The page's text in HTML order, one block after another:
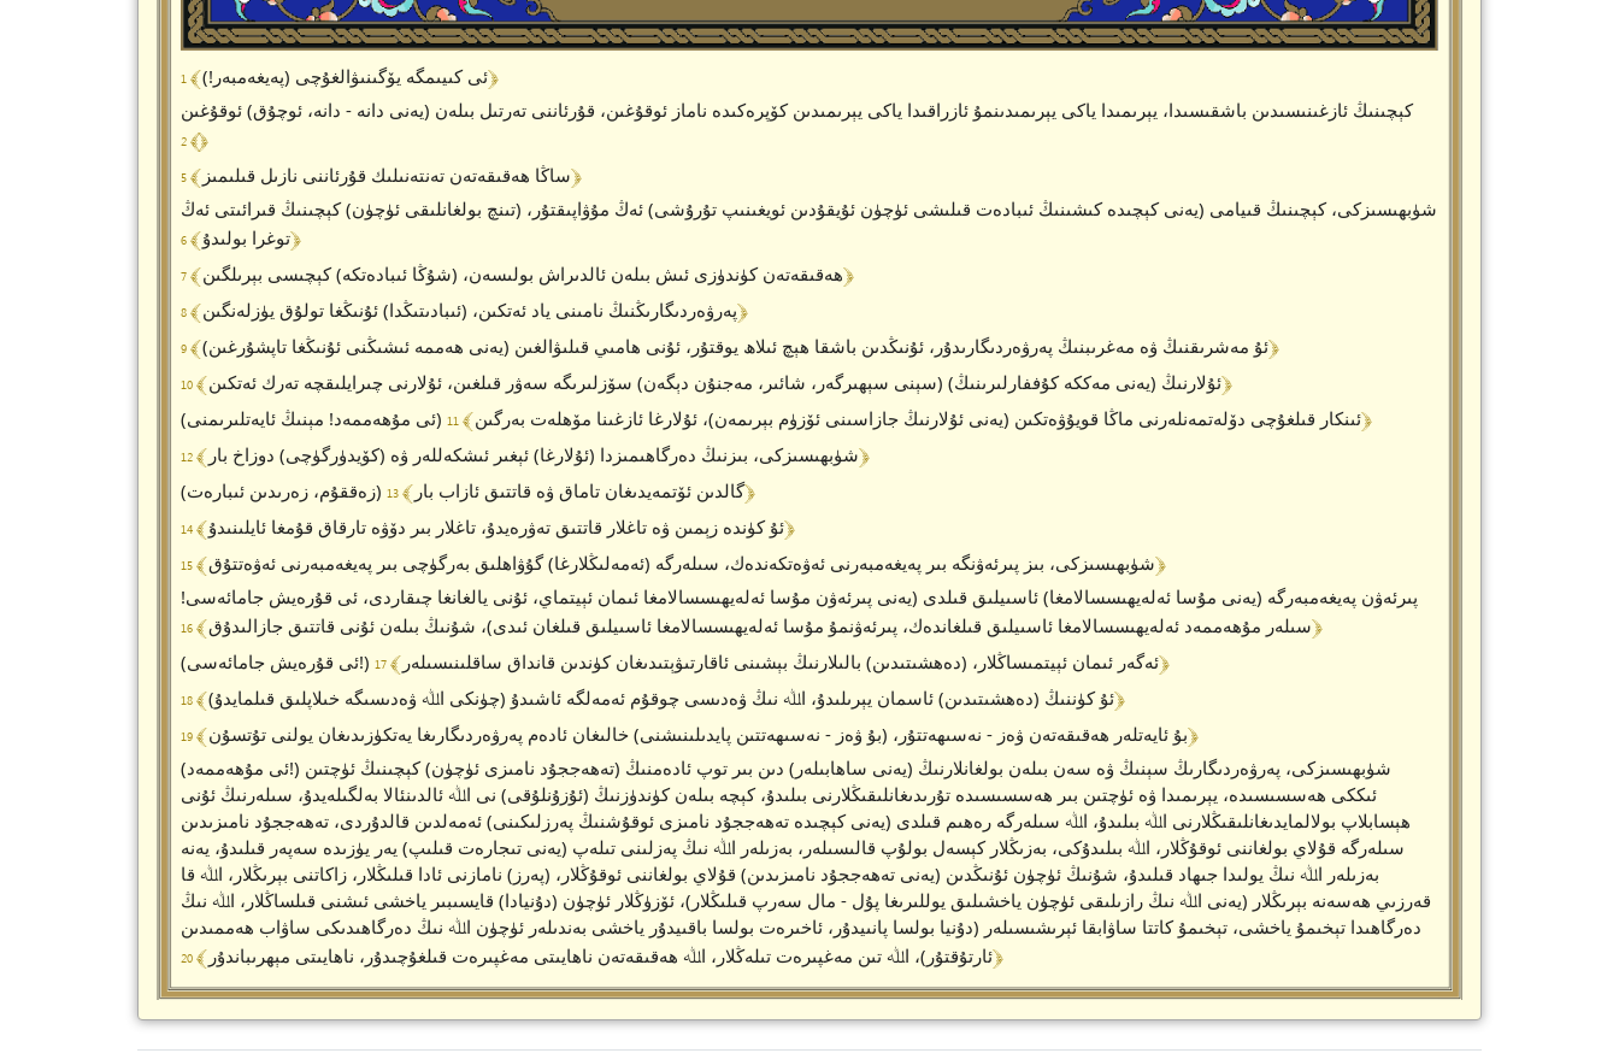
ئى كىيىمگە يۆگىنىۋالغۇچى (پەيغەمبەر!)﴾ 1 ﴿
كېچىنىڭ ئازغىنىسىدىن باشقىسىدا، يېرىمىدا ياكى يېرىمىدىنمۇ ئازراقىدا ياكى يېرىمىدىن كۆپرەكىدە ناماز ئوقۇغىن، قۇرئاننى تەرتىل بىلەن (يەنى دانە - دانە، ئوچۇق) ئوقۇغىن
﴾ 2 ﴿
ساڭا ھەقىقەتەن تەنتەنىلىك قۇرئاننى نازىل قىلىمىز﴾ 5 ﴿
شۈبھىسىزكى، كېچىنىڭ قىيامى (يەنى كېچىدە كىشىنىڭ ئىبادەت قىلىشى ئۈچۈن ئۇيقۇدىن ئويغىنىپ تۇرۇشى) ئەڭ مۇۋاپىقتۇر، (تىنچ بولغانلىقى ئۈچۈن) كېچىنىڭ قىرائىتى ئەڭ
توغرا بولىدۇ﴾ 6 ﴿
ھەقىقەتەن كۈندۈزى ئىش بىلەن ئالدىراش بولىسەن، (شۇڭا ئىبادەتكە) كېچىسى بېرىلگىن﴾ 7 ﴿
پەرۋەردىگارىڭنىڭ نامىنى ياد ئەتكىن، (ئىبادىتىڭدا) ئۇنىڭغا تولۇق يۈزلەنگىن﴾ 8 ﴿
ئۇ مەشرىقنىڭ ۋە مەغرىبنىڭ پەرۋەردىگارىدۇر، ئۇنىڭدىن باشقا ھېچ ئىلاھ يوقتۇر، ئۇنى ھامىي قىلىۋالغىن (يەنى ھەممە ئىشىڭنى ئۇنىڭغا تاپشۇرغىن)﴾ 9 ﴿
ئۇلارنىڭ (يەنى مەككە كۇففارلىرىنىڭ) (سېنى سېھىرگەر، شائىر، مەجنۇن دېگەن) سۆزلىرىگە سەۋر قىلغىن، ئۇلارنى چىرايلىقچە تەرك ئەتكىن﴾ 10 ﴿
(ئى مۇھەممەد! مېنىڭ ئايەتلىرىمنى) ئىنكار قىلغۇچى دۆلەتمەنلەرنى ماڭا قويۇۋەتكىن (يەنى ئۇلارنىڭ جازاسىنى ئۆزۈم بېرىمەن)، ئۇلارغا ئازغىنا مۆھلەت بەرگىن﴾ 11 ﴿
شۈبھىسىزكى، بىزنىڭ دەرگاھىمىزدا (ئۇلارغا) ئېغىر ئىشكەللەر ۋە (كۆيدۈرگۈچى) دوزاخ بار﴾ 12 ﴿
(زەققۇم، زەرىدىن ئىبارەت) گالدىن ئۆتمەيدىغان تاماق ۋە قاتتىق ئازاب بار﴾ 13 ﴿
ئۇ كۈندە زېمىن ۋە تاغلار قاتتىق تەۋرەيدۇ، تاغلار بىر دۆۋە تارقاق قۇمغا ئايلىنىدۇ﴾ 14 ﴿
شۈبھىسىزكى، بىز پىرئەۋنگە بىر پەيغەمبەرنى ئەۋەتكەندەك، سىلەرگە (ئەمەلىڭلارغا) گۇۋاھلىق بەرگۈچى بىر پەيغەمبەرنى ئەۋەتتۇق﴾ 15 ﴿
پىرئەۋن پەيغەمبەرگە (يەنى مۇسا ئەلەيھىسسالامغا) ئاسىيلىق قىلدى (يەنى پىرئەۋن مۇسا ئەلەيھىسسالامغا ئىمان ئېيتماي، ئۇنى يالغانغا چىقاردى، ئى قۇرەيش جامائەسى!
سىلەر مۇھەممەد ئەلەيھىسسالامغا ئاسىيلىق قىلغاندەك، پىرئەۋنمۇ مۇسا ئەلەيھىسسالامغا ئاسىيلىق قىلغان ئىدى)، شۇنىڭ بىلەن ئۇنى قاتتىق جازالىدۇق﴾ 16 ﴿
(ئى قۇرەيش جامائەسى!) ئەگەر ئىمان ئېيتمىساڭلار، (دەھشىتىدىن) بالىلارنىڭ بېشىنى ئاقارتىۋېتىدىغان كۈندىن قانداق ساقلىنىسىلەر﴾ 17 ﴿
ئۇ كۈننىڭ (دەھشىتىدىن) ئاسمان يېرىلىدۇ، اﷲ نىڭ ۋەدىسى چوقۇم ئەمەلگە ئاشىدۇ (چۈنكى اﷲ ۋەدىسىگە خىلاپلىق قىلمايدۇ)﴾ 18 ﴿
بۇ ئايەتلەر ھەقىقەتەن ۋەز - نەسىھەتتۇر، (بۇ ۋەز - نەسىھەتتىن پايدىلىنىشنى) خالىغان ئادەم پەرۋەردىگارىغا يەتكۈزىدىغان يولنى تۇتسۇن﴾ 19 ﴿
(ئى مۇھەممەد!) شۈبھىسىزكى، پەرۋەردىگارىڭ سېنىڭ ۋە سەن بىلەن بولغانلارنىڭ (يەنى ساھابىلەر) دىن بىر توپ ئادەمنىڭ (تەھەججۇد نامىزى ئۈچۈن) كېچىنىڭ ئۈچتىن
ئىككى ھەسسىسىدە، يېرىمىدا ۋە ئۈچتىن بىر ھەسسىسىدە تۇرىدىغانلىقىڭلارنى بىلىدۇ، كېچە بىلەن كۈندۈزنىڭ (ئۇزۇنلۇقى) نى اﷲ ئالدىنئالا بەلگىلەيدۇ، سىلەرنىڭ ئۇنى
ھېسابلاپ بولالمايدىغانلىقىڭلارنى اﷲ بىلىدۇ، اﷲ سىلەرگە رەھىم قىلدى (يەنى كېچىدە تەھەججۇد نامىزى ئوقۇشنىڭ پەرزلىكىنى) ئەمەلدىن قالدۇردى، تەھەججۇد نامىزىدىن
سىلەرگە قۇلاي بولغاننى ئوقۇڭلار، اﷲ بىلىدۇكى، بەزىڭلار كېسەل بولۇپ قالىسىلەر، بەزىلەر اﷲ نىڭ پەزلىنى تىلەپ (يەنى تىجارەت قىلىپ) يەر يۈزىدە سەپەر قىلىدۇ، يەنە
بەزىلەر اﷲ نىڭ يولىدا جىھاد قىلىدۇ، شۇنىڭ ئۈچۈن ئۇنىڭدىن (يەنى تەھەججۇد نامىزىدىن) قۇلاي بولغاننى ئوقۇڭلار، (پەرز) نامازنى ئادا قىلىڭلار، زاكاتنى بېرىڭلار، اﷲ قا
قەرزىي ھەسەنە بېرىڭلار (يەنى اﷲ نىڭ رازىلىقى ئۈچۈن ياخشىلىق يوللىرىغا پۇل - مال سەرپ قىلىڭلار)، ئۆزۈڭلار ئۈچۈن (دۇنيادا) قايسىبىر ياخشى ئىشنى قىلساڭلار، اﷲ نىڭ
دەرگاھىدا تېخىمۇ ياخشى، تېخىمۇ كاتتا ساۋابقا ئېرىشىسىلەر (دۇنيا بولسا پانىيدۇر، ئاخىرەت بولسا باقىيدۇر ياخشى بەندىلەر ئۈچۈن اﷲ نىڭ دەرگاھىدىكى ساۋاب ھەممىدىن
ئارتۇقتۇر)، اﷲ تىن مەغپىرەت تىلەڭلار، اﷲ ھەقىقەتەن ناھايىتى مەغپىرەت قىلغۇچىدۇر، ناھايىتى مېھرىباندۇر﴾ 20 ﴿